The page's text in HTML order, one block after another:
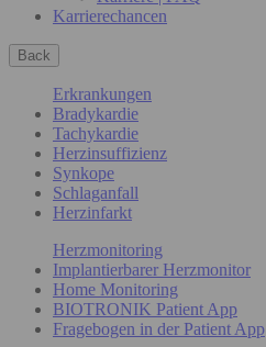
Karrierechancen
Back
Erkrankungen
Bradykardie
Tachykardie
Herzinsuffizienz
Synkope
Schlaganfall
Herzinfarkt
Herzmonitoring
Implantierbarer Herzmonitor
Home Monitoring
BIOTRONIK Patient App
Fragebogen in der Patient App